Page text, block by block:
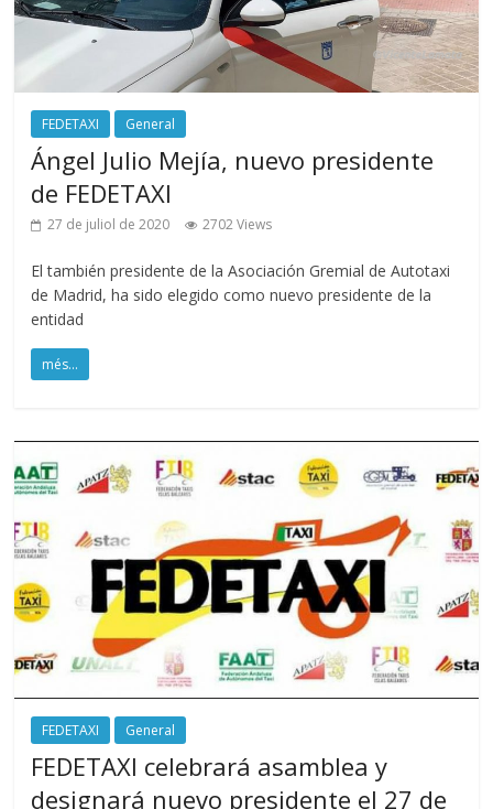
FEDETAXI General
Ángel Julio Mejía, nuevo presidente
de FEDETAXI
27 de juliol de 2020 2702 Views
El también presidente de la Asociación Gremial de Autotaxi
de Madrid, ha sido elegido como nuevo presidente de la
entidad
més...
FEDETAXI General
FEDETAXI celebrará asamblea y
designará nuevo presidente el 27 de